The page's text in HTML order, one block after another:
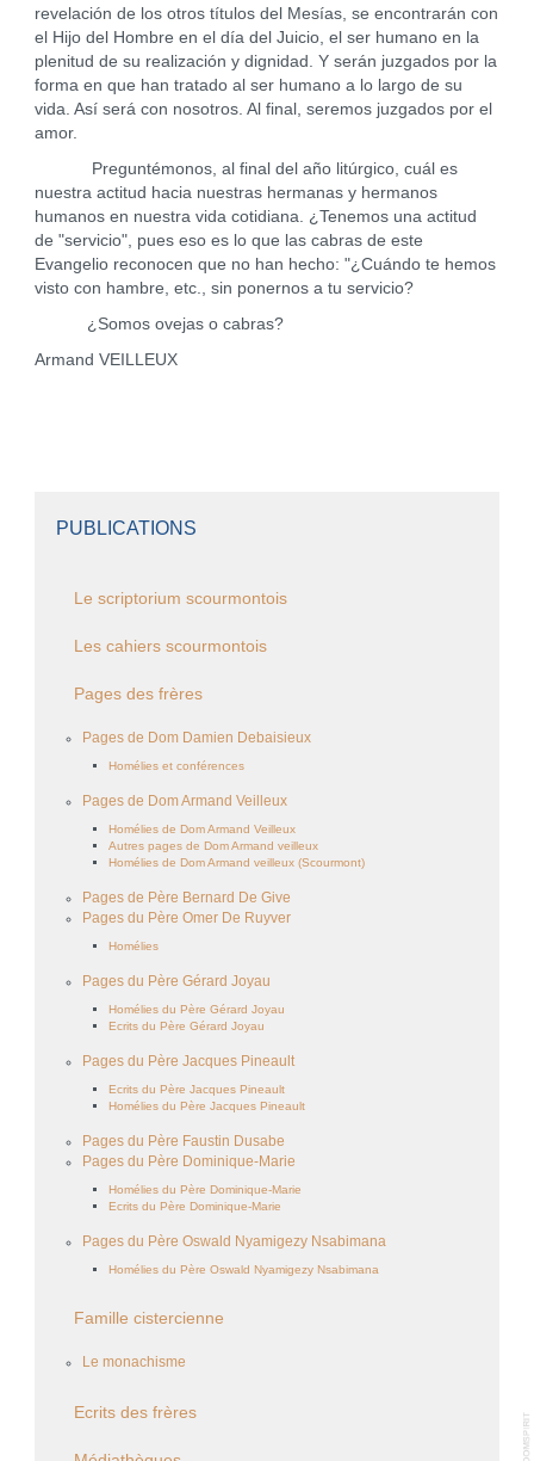
revelación de los otros títulos del Mesías, se encontrarán con
el Hijo del Hombre en el día del Juicio, el ser humano en la
plenitud de su realización y dignidad. Y serán juzgados por la
forma en que han tratado al ser humano a lo largo de su
vida. Así será con nosotros. Al final, seremos juzgados por el
amor.
Preguntémonos, al final del año litúrgico, cuál es
nuestra actitud hacia nuestras hermanas y hermanos
humanos en nuestra vida cotidiana. ¿Tenemos una actitud
de "servicio", pues eso es lo que las cabras de este
Evangelio reconocen que no han hecho: "¿Cuándo te hemos
visto con hambre, etc., sin ponernos a tu servicio?
¿Somos ovejas o cabras?
Armand VEILLEUX
PUBLICATIONS
Le scriptorium scourmontois
Les cahiers scourmontois
Pages des frères
Pages de Dom Damien Debaisieux
Homélies et conférences
Pages de Dom Armand Veilleux
Homélies de Dom Armand Veilleux
Autres pages de Dom Armand veilleux
Homélies de Dom Armand veilleux (Scourmont)
Pages de Père Bernard De Give
Pages du Père Omer De Ruyver
Homélies
Pages du Père Gérard Joyau
Homélies du Père Gérard Joyau
Ecrits du Père Gérard Joyau
Pages du Père Jacques Pineault
Ecrits du Père Jacques Pineault
Homélies du Père Jacques Pineault
Pages du Père Faustin Dusabe
Pages du Père Dominique-Marie
Homélies du Père Dominique-Marie
Ecrits du Père Dominique-Marie
Pages du Père Oswald Nyamigezy Nsabimana
Homélies du Père Oswald Nyamigezy Nsabimana
Famille cistercienne
Le monachisme
Ecrits des frères